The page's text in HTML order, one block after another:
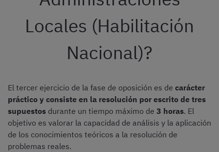
Locales (Habilitación
Nacional)?
El tercer ejercicio de la fase de oposición es de carácter
práctico y consiste en la resolución por escrito de tres
supuestos durante un tiempo máximo de 3 horas. El
objetivo es valorar la capacidad de análisis y la aplicación
de los conocimientos teóricos a la resolución de
problemas reales.